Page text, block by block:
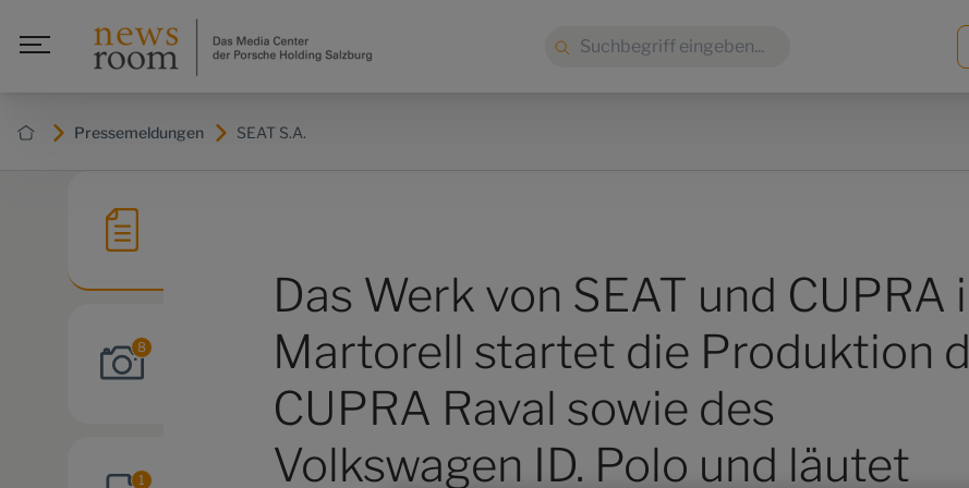
Pressemeldungen SEAT S.A.
Suche:
8
1
Das Werk von SEAT und CUPRA
Martorell startet die Produktion
CUPRA Raval sowie des
Volkswagen ID. Polo und läutet